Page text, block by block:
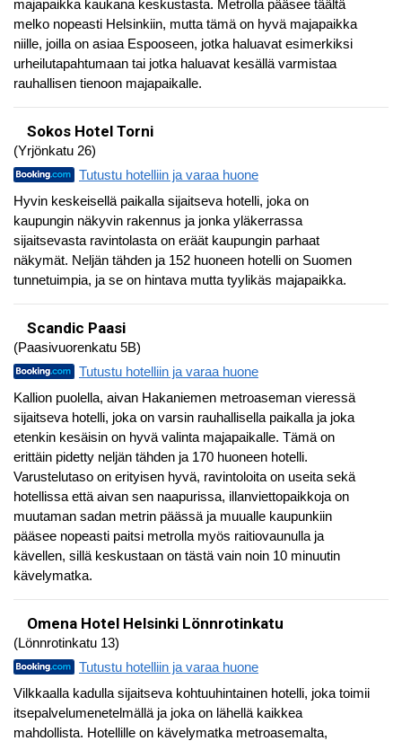
majapaikka kaukana keskustasta. Metrolla pääsee täältä
melko nopeasti Helsinkiin, mutta tämä on hyvä majapaikka
niille, joilla on asiaa Espooseen, jotka haluavat esimerkiksi
urheilutapahtumaan tai jotka haluavat kesällä varmistaa
rauhallisen tienoon majapaikalle.
Sokos Hotel Torni
(Yrjönkatu 26)
Tutustu hotelliin ja varaa huone
Hyvin keskeisellä paikalla sijaitseva hotelli, joka on
kaupungin näkyvin rakennus ja jonka yläkerrassa
sijaitsevasta ravintolasta on eräät kaupungin parhaat
näkymät. Neljän tähden ja 152 huoneen hotelli on Suomen
tunnetuimpia, ja se on hintava mutta tyylikäs majapaikka.
Scandic Paasi
(Paasivuorenkatu 5B)
Tutustu hotelliin ja varaa huone
Kallion puolella, aivan Hakaniemen metroaseman vieressä
sijaitseva hotelli, joka on varsin rauhallisella paikalla ja joka
etenkin kesäisin on hyvä valinta majapaikalle. Tämä on
erittäin pidetty neljän tähden ja 170 huoneen hotelli.
Varustelutaso on erityisen hyvä, ravintoloita on useita sekä
hotellissa että aivan sen naapurissa, illanviettopaikkoja on
muutaman sadan metrin päässä ja muualle kaupunkiin
pääsee nopeasti paitsi metrolla myös raitiovaunulla ja
kävellen, sillä keskustaan on tästä vain noin 10 minuutin
kävelymatka.
Omena Hotel Helsinki Lönnrotinkatu
(Lönnrotinkatu 13)
Tutustu hotelliin ja varaa huone
Vilkkaalla kadulla sijaitseva kohtuuhintainen hotelli, joka toimii
itsepalvelumenetelmällä ja joka on lähellä kaikkea
mahdollista. Hotellille on kävelymatka metroasemalta,